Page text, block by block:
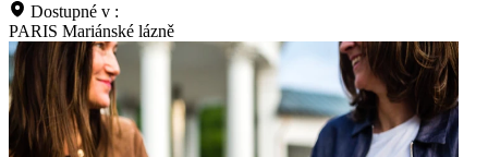
Dostupné v :
PARIS Mariánské lázně